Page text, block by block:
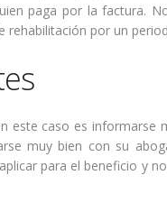
paga por la factura.
rehabilitación por un
este caso es
muy bien con su
para el beneficio y